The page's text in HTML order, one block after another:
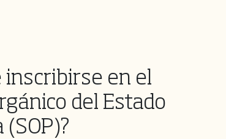
inscribirse en el
del Estado